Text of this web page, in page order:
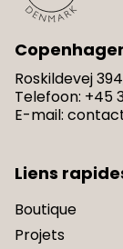
Roskildevej
Telefoon: +45
E-mail:
Liens
Boutique
Projets